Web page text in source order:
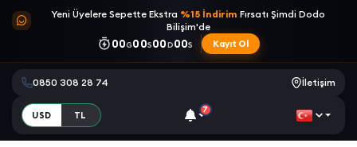
Yeni Üyelere Sepette Ekstra %15 İndirim Fırsatı Şimdi Dodo
Bilişim'de
00G00S00D00S Kayıt Ol
0850 308 28 74 İletişim
USD TL
7